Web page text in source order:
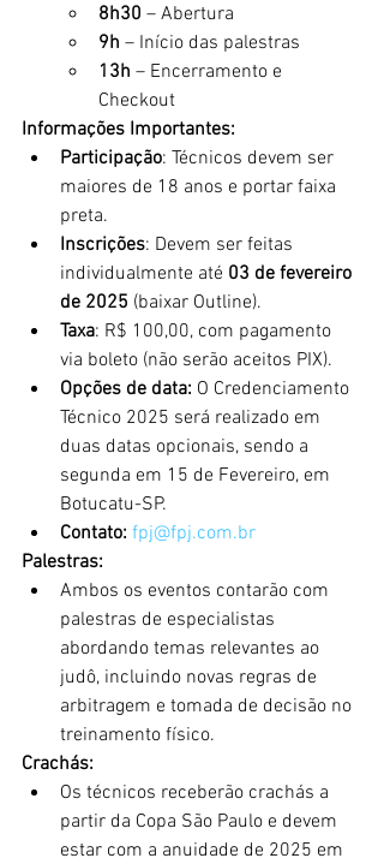
8h30 – Abertura
9h – Início das palestras
13h – Encerramento e
Checkout
Informações Importantes:
Participação: Técnicos devem ser
maiores de 18 anos e portar faixa
preta.
Inscrições: Devem ser feitas
individualmente até 03 de fevereiro
de 2025 (baixar Outline).
Taxa: R$ 100,00, com pagamento
via boleto (não serão aceitos PIX).
Opções de data: O Credenciamento
Técnico 2025 será realizado em
duas datas opcionais, sendo a
segunda em 15 de Fevereiro, em
Botucatu-SP.
Contato: fpj@fpj.com.br
Palestras:
Ambos os eventos contarão com
palestras de especialistas
abordando temas relevantes ao
judô, incluindo novas regras de
arbitragem e tomada de decisão no
treinamento físico.
Crachás:
Os técnicos receberão crachás a
partir da Copa São Paulo e devem
estar com a anuidade de 2025 em